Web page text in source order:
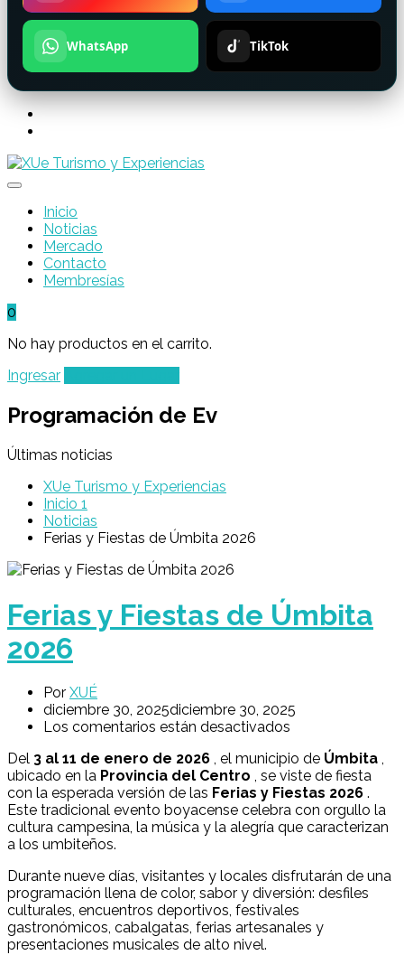
WhatsApp TikTok
Inicio
Noticias
Mercado
Contacto
Membresías
0
No hay productos en el carrito.
Ingresar
Programación de Ev
Últimas noticias
XUe Turismo y Experiencias
Inicio 1
Noticias
Ferias y Fiestas de Úmbita 2026
Ferias y Fiestas de Úmbita
2026
Por XUÉ
diciembre 30, 2025diciembre 30, 2025
Los comentarios están desactivados
Del 3 al 11 de enero de 2026 , el municipio de Úmbita ,
ubicado en la Provincia del Centro , se viste de fiesta
con la esperada versión de las Ferias y Fiestas 2026 .
Este tradicional evento boyacense celebra con orgullo la
cultura campesina, la música y la alegría que caracterizan
a los umbiteños.
Durante nueve días, visitantes y locales disfrutarán de una
programación llena de color, sabor y diversión: desfiles
culturales, encuentros deportivos, festivales
gastronómicos, cabalgatas, ferias artesanales y
presentaciones musicales de alto nivel.